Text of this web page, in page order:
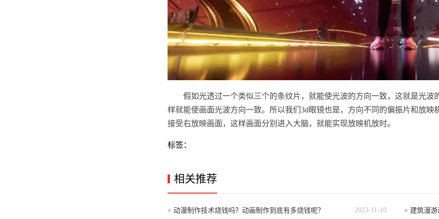
假如光透过一个类似三个的条纹片，就能使光波的方向一致，这就是光
样就能使画面光波方向一致。所以我们3d眼镜也是，方向不同的偏振片和放
接受右放映画面，这样画面分别进入大脑，就能实现放映机放时。
标签：
相关推荐
2023-11-10
动漫制作技术烧钱吗？动画制作到底有多烧钱呢？ 建筑漫